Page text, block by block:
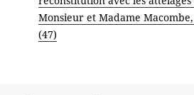
Monsieur et Madame
(47)